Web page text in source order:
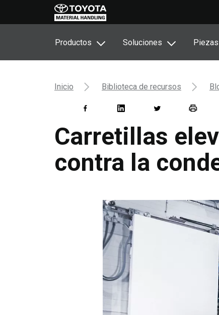
Productos Soluciones
Inicio Biblioteca de recursos
Carretillas
contra la